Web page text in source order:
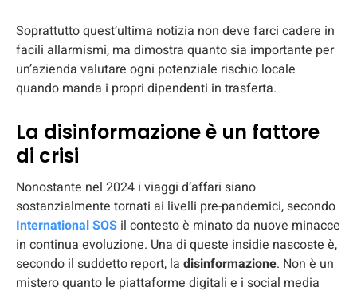
Soprattutto quest’ultima notizia non deve farci cadere in
facili allarmismi, ma dimostra quanto sia importante per
un’azienda valutare ogni potenziale rischio locale
quando manda i propri dipendenti in trasferta.
La disinformazione è un fattore
di crisi
Nonostante nel 2024 i viaggi d’affari siano
sostanzialmente tornati ai livelli pre-pandemici, secondo
International SOS il contesto è minato da nuove minacce
in continua evoluzione. Una di queste insidie nascoste è,
secondo il suddetto report, la disinformazione. Non è un
mistero quanto le piattaforme digitali e i social media